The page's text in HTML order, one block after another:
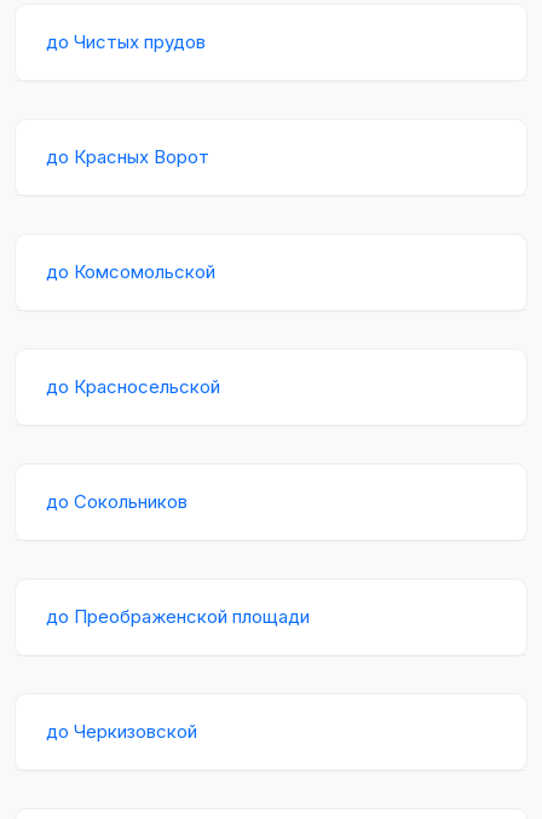
до Чистых прудов
до Красных Ворот
до Комсомольской
до Красносельской
до Сокольников
до Преображенской площади
до Черкизовской